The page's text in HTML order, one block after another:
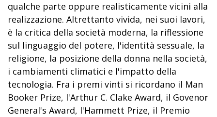
qualche parte oppure realisticamente vicini alla
realizzazione. Altrettanto vivida, nei suoi lavori,
è la critica della società moderna, la riflessione
sul linguaggio del potere, l'identità sessuale, la
religione, la posizione della donna nella società,
i cambiamenti climatici e l'impatto della
tecnologia. Fra i premi vinti si ricordano il Man
Booker Prize, l'Arthur C. Clake Award, il Govenor
General's Award, l'Hammett Prize, il Premio